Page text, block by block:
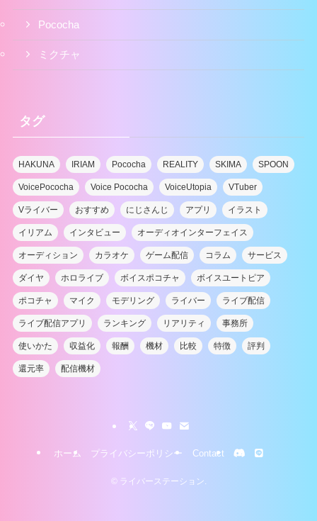
Pococha
ミクチャ
タグ
HAKUNA IRIAM Pococha REALITY SKIMA SPOON
VoicePococha Voice Pococha VoiceUtopia VTuber
Vライバー おすすめ にじさんじ アプリ イラスト
イリアム インタビュー オーディオインターフェイス
オーディション カラオケ ゲーム配信 コラム サービス
ダイヤ ホロライブ ボイスポコチャ ボイスユートピア
ポコチャ マイク モデリング ライバー ライブ配信
ライブ配信アプリ ランキング リアリティ 事務所
使いかた 収益化 報酬 機材 比較 特徴 評判
還元率 配信機材
ホーム プライバシーポリシー Contact
©ライバーステーション.